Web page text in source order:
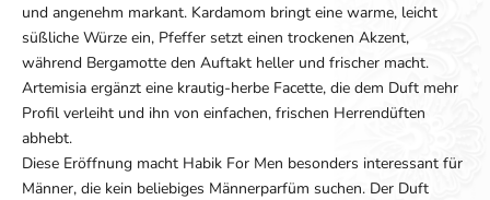
und angenehm markant. Kardamom bringt eine warme, leicht
süßliche Würze ein, Pfeffer setzt einen trockenen Akzent,
während Bergamotte den Auftakt heller und frischer macht.
Artemisia ergänzt eine krautig-herbe Facette, die dem Duft mehr
Profil verleiht und ihn von einfachen, frischen Herrendüften
abhebt.
Diese Eröffnung macht Habik For Men besonders interessant für
Männer, die kein beliebiges Männerparfüm suchen. Der Duft